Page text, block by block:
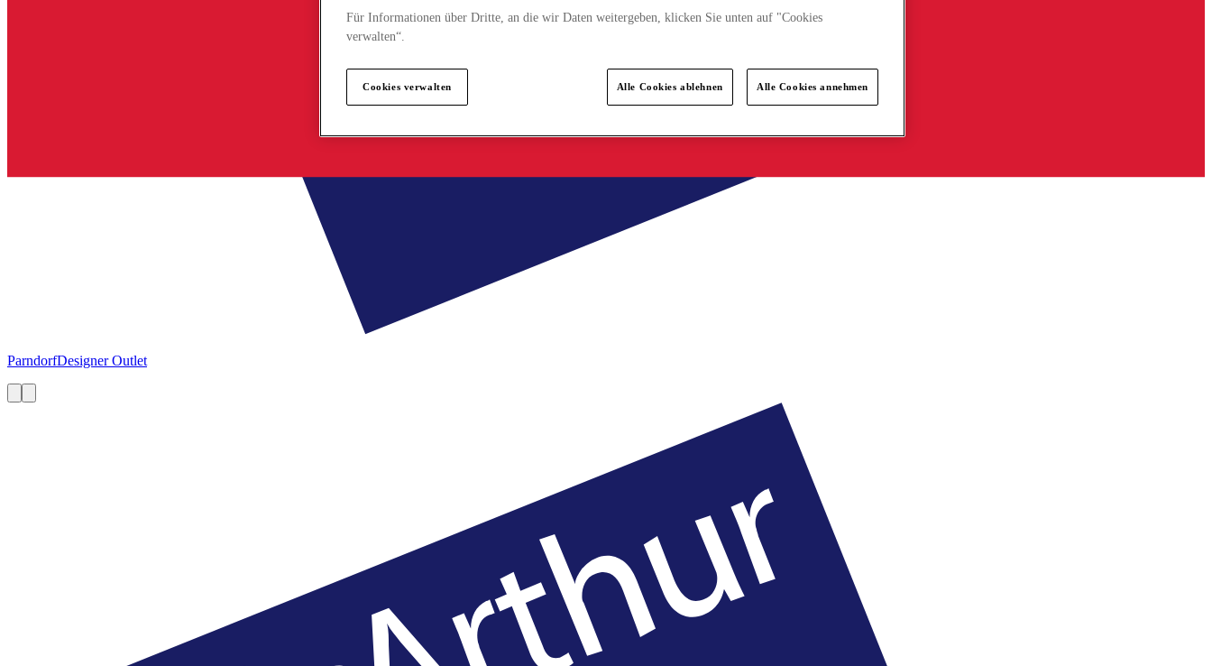
ParndorfDesigner Outlet
Für Informationen über Dritte, an die wir Daten weitergeben, klicken Sie unten auf "Cookies
verwalten“.
Cookies verwalten Alle Cookies ablehnen Alle Cookies annehmen